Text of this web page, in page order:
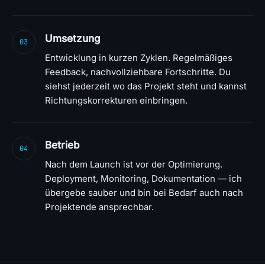
03 Umsetzung
Entwicklung in kurzen Zyklen. Regelmäßiges
Feedback, nachvollziehbare Fortschritte. Du
siehst jederzeit wo das Projekt steht und kannst
Richtungskorrekturen einbringen.
04 Betrieb
Nach dem Launch ist vor der Optimierung.
Deployment, Monitoring, Dokumentation — ich
übergebe sauber und bin bei Bedarf auch nach
Projektende ansprechbar.